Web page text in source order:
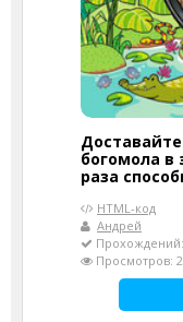
богомола в
раза
HTML-код
Андрей
Просмотров: